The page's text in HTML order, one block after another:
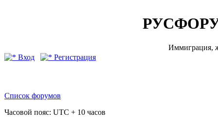
Иммиграция,
Вход
Регистрация
Список форумов
Часовой пояс: UTC + 10 часов